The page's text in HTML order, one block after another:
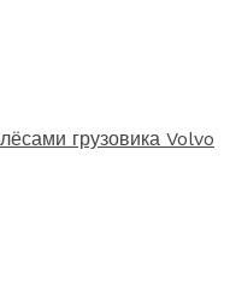
грузовика Volvo